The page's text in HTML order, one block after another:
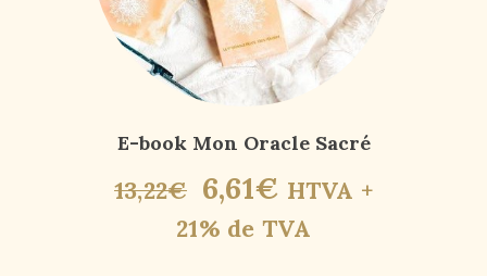
E-book Mon Oracle Sacré
13,22€ 6,61€ HTVA +
21% de TVA